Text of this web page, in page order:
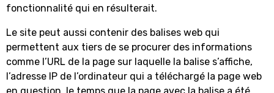
fonctionnalité qui en résulterait.
Le site peut aussi contenir des balises web qui
permettent aux tiers de se procurer des informations
comme l’URL de la page sur laquelle la balise s’affiche,
l’adresse IP de l’ordinateur qui a téléchargé la page web
en question, le temps que la page avec la balise a été